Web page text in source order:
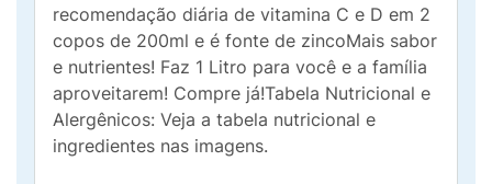
recomendação diária de vitamina C e D em 2
copos de 200ml e é fonte de zincoMais sabor
e nutrientes! Faz 1 Litro para você e a família
aproveitarem! Compre já!Tabela Nutricional e
Alergênicos: Veja a tabela nutricional e
ingredientes nas imagens.